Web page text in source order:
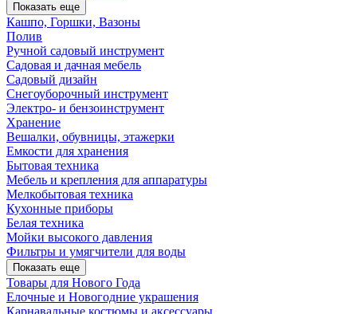
Показать еще
Кашпо, Горшки, Вазоны
Полив
Ручной садовый инструмент
Садовая и дачная мебель
Садовый дизайн
Снегоуборочный инструмент
Электро- и бензоинструмент
Хранение
Вешалки, обувницы, этажерки
Емкости для хранения
Бытовая техника
Мебель и крепления для аппаратуры
Мелкобытовая техника
Кухонные приборы
Белая техника
Мойки высокого давления
Фильтры и умягчители для воды
Показать еще
Товары для Нового Года
Елочные и Новогодние украшения
Карнавальные костюмы и аксессуары